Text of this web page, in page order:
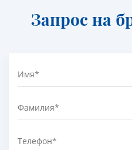
Запрос на
Имя*
Фамилия*
Телефон*